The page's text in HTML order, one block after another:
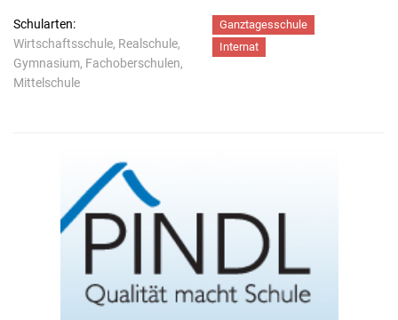
Schularten:
Wirtschaftsschule, Realschule,
Gymnasium, Fachoberschulen,
Mittelschule
Ganztagesschule
Internat